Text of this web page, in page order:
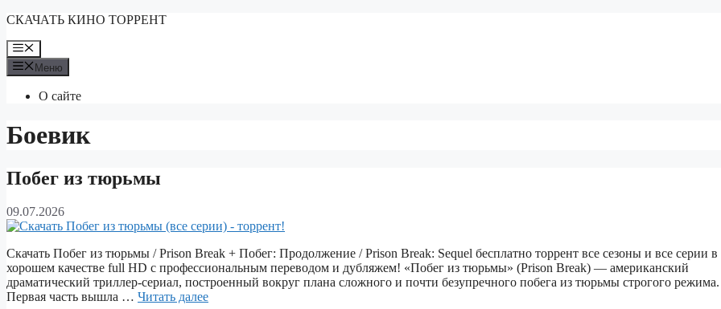
Перейти
содержимому
СКАЧАТЬ КИНО ТОРРЕНТ
Меню
Меню
О сайте
Боевик
Побег из тюрьмы
09.07.2026
Скачать Побег из тюрьмы / Prison Break + Побег: Продолжение / Prison Break: Sequel бесплатно торрент все сезоны и все серии в
хорошем качестве full HD с профессиональным переводом и дубляжем! «Побег из тюрьмы» (Prison Break) — американский
драматический триллер‑сериал, построенный вокруг плана сложного и почти безупречного побега из тюрьмы строгого режима.
Первая часть вышла … Читать далее